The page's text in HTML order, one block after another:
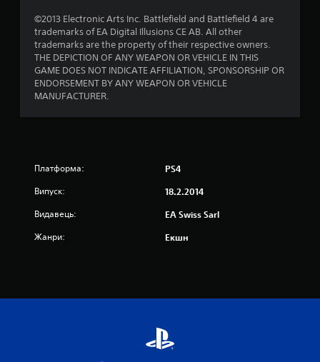
к
н
а
3
©2013 Electronic Arts Inc. Battlefield and Battlefield 4 are
trademarks of EA Digital Illusions CE AB. All other
trademarks are the property of their respective owners.
THE DEPICTION OF ANY WEAPON OR VEHICLE IN THIS
GAME DOES NOT INDICATE AFFILIATION, SPONSORSHIP OR
ENDORSEMENT BY ANY WEAPON OR VEHICLE
MANUFACTURER.
Платформа: PS4
Випуск: 18.2.2014
Видавець: EA Swiss Sarl
Жанри: Екшн